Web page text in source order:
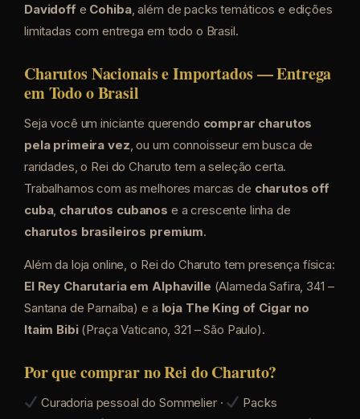
Davidoff e Cohiba, além de packs temáticos e edições
limitadas com entrega em todo o Brasil.
Charutos Nacionais e Importados — Entrega
em Todo o Brasil
Seja você um iniciante querendo comprar charutos
pela primeira vez , ou um connoisseur em busca de
raridades, o Rei do Charuto tem a seleção certa.
Trabalhamos com as melhores marcas de charutos off
cuba, charutos cubanos e a crescente linha de
charutos brasileiros premium.
Além da loja online, o Rei do Charuto tem presença física:
El Rey Charutaria em Alphaville (Alameda Safira, 341 –
Santana de Parnaíba) e a loja The King of Cigar no
Itaim Bibi(Praça Vaticano, 321 – São Paulo).
Por que comprar no Rei do Charuto?
Curadoria pessoal do Sommelier ·
Packs